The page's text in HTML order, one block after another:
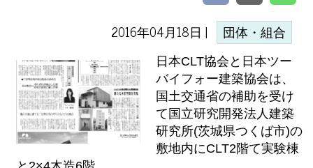
2016年04月18日 | 団体・組合
日本CLT協会と日本ツー
バイフォー建築協会は、
国土交通省の補助を受け
て国立研究開発法人建築
研究所(茨城県つくば市)の
敷地内にCLT2階て実験棟